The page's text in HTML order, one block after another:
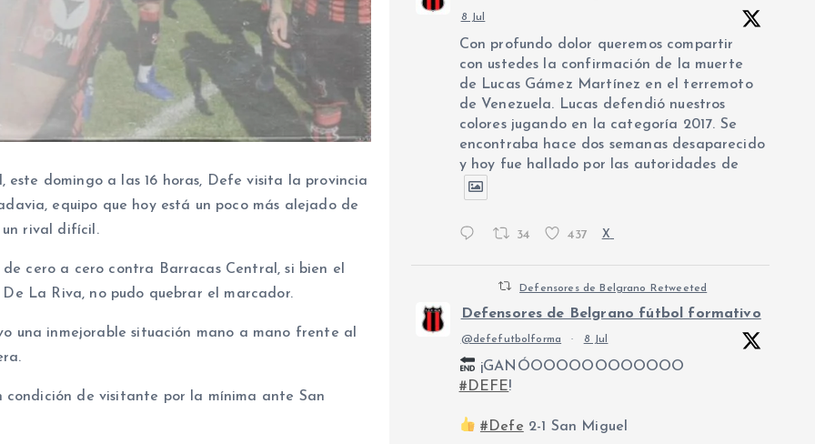
domingo a las 16 horas, Defe visita la provincia
equipo que hoy está un poco más alejado de
un rival difícil.
cero a cero contra Barracas Central, si bien el
La Riva, no pudo quebrar el marcador.
inmejorable situación mano a mano frente al
de visitante por la mínima ante San
8 Jul
Con profundo dolor queremos compartir
con ustedes la confirmación de la muerte
de Lucas Gámez Martínez en el terremoto
de Venezuela. Lucas defendió nuestros
colores jugando en la categoría 2017. Se
encontraba hace dos semanas desaparecido
y hoy fue hallado por las autoridades de
34 437 X
Defensores de Belgrano Retweeted
Defensores de Belgrano fútbol formativo
@defefutbolforma · 8 Jul
¡GANÓOOOOOOOOOOOO
#DEFE!
#Defe 2-1 San Miguel